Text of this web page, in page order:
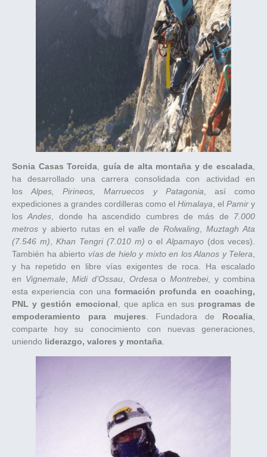
Sonia Casas Torcida guía de alta montaña y de escalada
ha desarrollado una carrera consolidada con actividad en
losAlpes, Pirineos, Marruecos y Patagonia , así como
expediciones a grandes cordilleras como el Himalaya , el Pamir y
losAndes , donde ha ascendido cumbres de más de 7.000
metros y abierto rutas en el valle de Rolwaling ,Muztagh Ata
(7.546 m)
Khan Tengri (7.010 m) o elAlpamayo (dos veces).
También ha abierto vías de hielo y mixto en los Alanos y Telera
y ha repetido en libre vías exigentes de roca. Ha escalado
en Vignemale, Midi d’Ossau, Ordesa oMontrebei, y combina
esta experiencia con unaformación profunda en coaching,
PNL y gestión emocional , que aplica en sus programas de
empoderamiento para mujeres . Fundadora de Rocalia
comparte hoy su conocimiento con nuevas generaciones,
uniendo liderazgo, valores y montaña